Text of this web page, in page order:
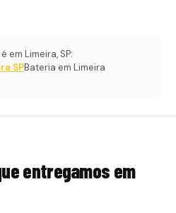
em Limeira, SP:
SPBateria em Limeira
entregamos em